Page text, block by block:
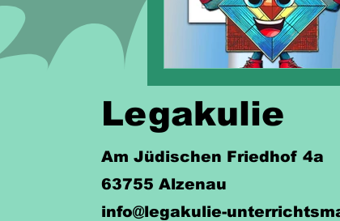
Legakulie
Am Jüdischen Friedhof 4a
63755 Alzenau
info@legakulie-